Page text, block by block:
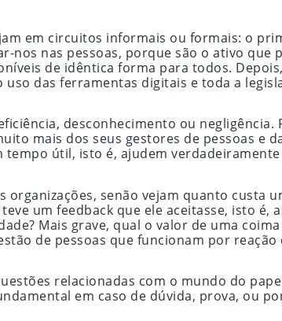
em circuitos informais ou formais: o
nos nas pessoas, porque são o ativo que
de idêntica forma para todos.
das ferramentas digitais e toda a
desconhecimento ou
mais dos seus gestores de pessoas e
útil, isto é, ajudem
senão vejam quanto custa
um feedback que ele aceitasse, isto é,
Mais grave, qual o valor de uma
de pessoas que funcionam por
relacionadas com o mundo do
em caso de dúvida, prova, ou